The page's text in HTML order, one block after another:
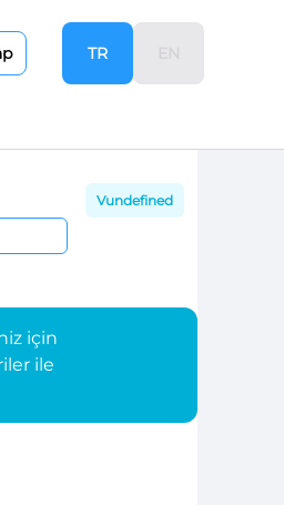
TR
Vundefined
için
ile